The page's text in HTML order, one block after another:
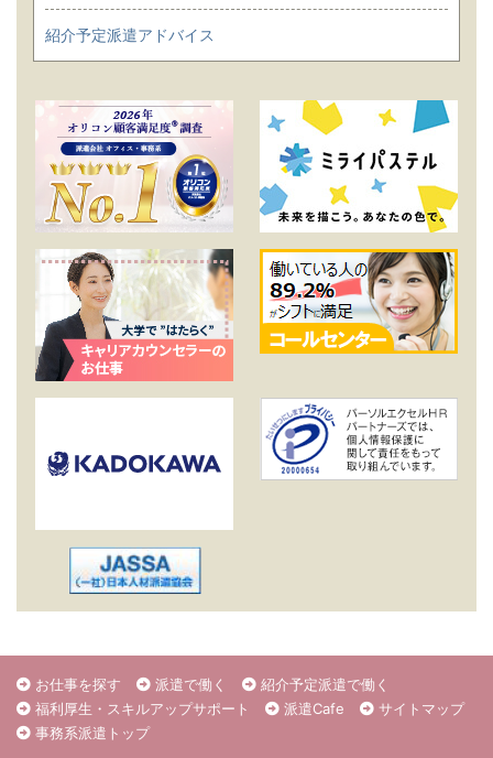
紹介予定派遣アドバイス
お仕事を探す 派遣で働く
紹介予定派遣で働く
福利厚生・スキルアップサポート
派遣Cafe
サイトマップ
事務系派遣トップ